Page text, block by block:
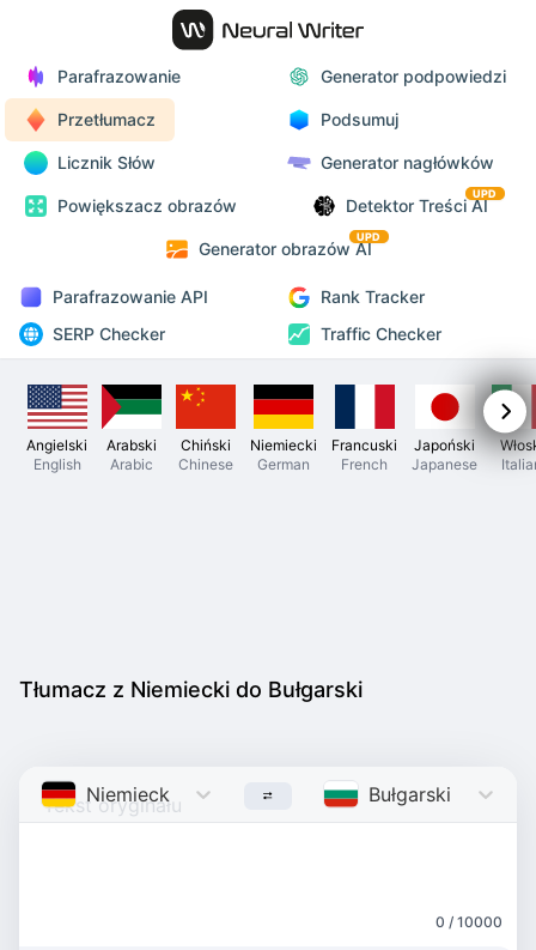
Parafrazowanie Generator podpowiedzi
Przetłumacz Podsumuj
Licznik Słów Generator nagłówków
Powiększacz obrazów Detektor Treści AI
UPD
Generator obrazów AI
UPD
Parafrazowanie API
Rank Tracker
SERP Checker
Traffic Checker
Angielski
English
Arabski
Arabic
Chiński
Chinese
Niemiecki
German
Francuski
French
Japoński
Japanese
Tłumacz z Niemiecki do Bułgarski
Niemiecki German Bułgarski
0 / 10000